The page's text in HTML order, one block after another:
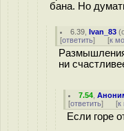
бана. Но
6.39 ,Ivan_83 (
[ответить] [к
ни
7.54 ,
[ответить] [к
Если горе